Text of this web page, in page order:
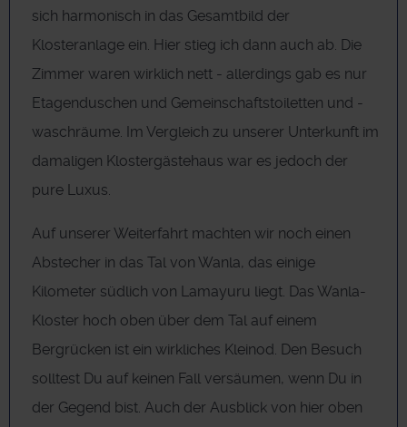
sich harmonisch in das Gesamtbild der
Klosteranlage ein. Hier stieg ich dann auch ab. Die
Zimmer waren wirklich nett - allerdings gab es nur
Etagenduschen und Gemeinschaftstoiletten und -
waschräume. Im Vergleich zu unserer Unterkunft im
damaligen Klostergästehaus war es jedoch der
pure Luxus.
Auf unserer Weiterfahrt machten wir noch einen
Abstecher in das Tal von Wanla, das einige
Kilometer südlich von Lamayuru liegt. Das Wanla-
Kloster hoch oben über dem Tal auf einem
Bergrücken ist ein wirkliches Kleinod. Den Besuch
solltest Du auf keinen Fall versäumen, wenn Du in
der Gegend bist. Auch der Ausblick von hier oben